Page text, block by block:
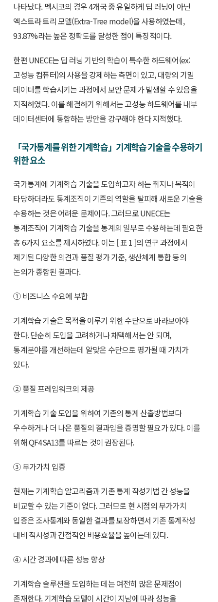
나타났다. 멕시코의 경우 4개국 중 유일하게 딥 러닝이 아닌
엑스트라 트리 모델(Extra-Tree model)을 사용하였는데,
93.87%라는 높은 정확도를 달성한 점이 특징적이다.
한편 UNECE는 딥 러닝 기반의 학습이 특수한 하드웨어(ex:
고성능 컴퓨터)의 사용을 강제하는 측면이 있고, 대량의 기밀
데이터를 학습시키는 과정에서 보안 문제가 발생할 수 있음을
지적하였다. 이를 해결하기 위해서는 고성능 하드웨어를 내부
데이터센터에 통합하는 방안을 강구해야 한다 지적했다.
「국가통계를 위한 기계학습」기계학습 기술을 수용하기
위한 요소
국가통계에 기계학습 기술을 도입하고자 하는 취지나 목적이
타당하더라도 통계조직이 기존의 역할을 탈피해 새로운 기술을
수용하는 것은 어려운 문제이다. 그러므로 UNECE는
통계조직이 기계학습 기술을 통계의 일부로 수용하는데 필요한
총 6가지 요소를 제시하였다. 이는 [ 표 1 ]의 연구 과정에서
제기된 다양한 의견과 품질 평가 기준, 생산체계 통합 등의
논의가 종합된 결과다.
① 비즈니스 수요에 부합
기계학습 기술은 목적을 이루기 위한 수단으로 바라보아야
한다. 단순히 도입을 고려하거나 채택해서는 안 되며,
통계분야를 개선하는데 알맞은 수단으로 평가될 때 가치가
있다.
② 품질 프레임워크의 제공
기계학습 기술 도입을 위하여 기존의 통계 산출방법보다
우수하거나 더 나은 품질의 결과임을 증명할 필요가 있다. 이를
위해 QF4SA13를 따르는 것이 권장된다.
③ 부가가치 입증
현재는 기계학습 알고리즘과 기존 통계 작성기법 간 성능을
비교할 수 있는 기준이 없다. 그러므로 현 시점의 부가가치
입증은 조사통계와 동일한 결과를 보장하면서 기존 통계작성
대비 적시성과 간접적인 비용효율을 높이는데 있다.
④ 시간 경과에 따른 성능 향상
기계학습 솔루션을 도입하는 데는 여전히 많은 문제점이
존재한다. 기계학습 모델이 시간이 지남에 따라 성능을